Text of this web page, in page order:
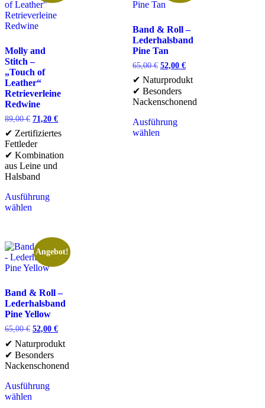
Molly and
Stitch –
„Touch of
Leather“
Retrieverleine
Redwine
89,00€ 71,20 €
✔ Zertifiziertes
Fettleder
✔ Kombination
aus Leine und
Halsband
Ausführung
wählen
Band & Roll –
Lederhalsband
Pine Tan
65,00€ 52,00 €
✔ Naturprodukt
✔ Besonders
Nackenschonend
Ausführung
wählen
Angebot!
Band & Roll –
Lederhalsband
Pine Yellow
65,00€ 52,00 €
✔ Naturprodukt
✔ Besonders
Nackenschonend
Ausführung
wählen